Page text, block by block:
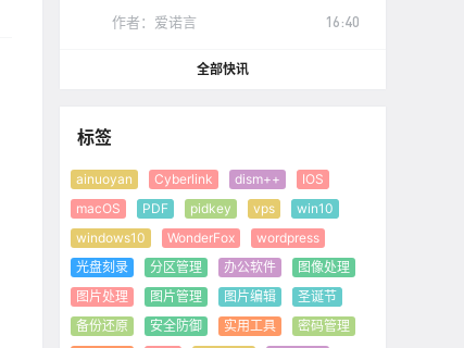
作者： 爱诺言 16:40
全部快讯
标签
ainuoyan Cyberlink dism++
IOS
macOS
PDF pidkey vps
win10
windows10
WonderFox
wordpress
光盘刻录
分区管理 办公软件
图像处理
图片处理
图片管理 图片编辑
圣诞节
备份还原
安全防御 实用工具
密码管理